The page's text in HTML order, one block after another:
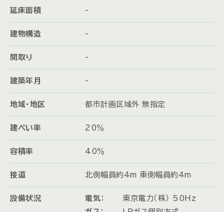
延床面積 -
建物構造 -
間取り -
建築年月 -
地域・地区 都市計画区域外 無指定
建ぺい率 20％
容積率 40％
接道 北側幅員約4m 東側幅員約4m
設備状況 電気：
東京電力（株） 50Hz